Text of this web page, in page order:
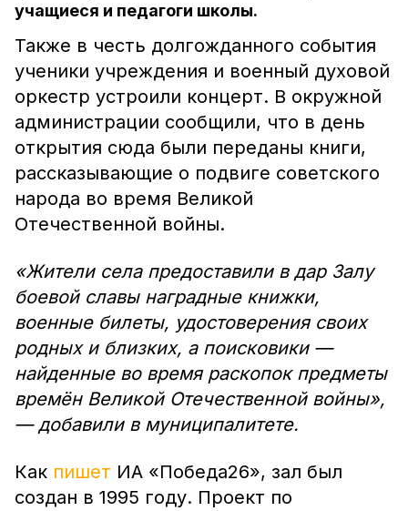
учащиеся и педагоги школы.
Также в честь долгожданного события
ученики учреждения и военный духовой
оркестр устроили концерт. В окружной
администрации сообщили, что в день
открытия сюда были переданы книги,
рассказывающие о подвиге советского
народа во время Великой
Отечественной войны.
«Жители села предоставили в дар Залу
боевой славы наградные книжки,
военные билеты, удостоверения своих
родных и близких, а поисковики —
найденные во время раскопок предметы
времён Великой Отечественной войны»,
— добавили в муниципалитете.
Как пишет ИА «Победа26», зал был
создан в 1995 году. Проект по